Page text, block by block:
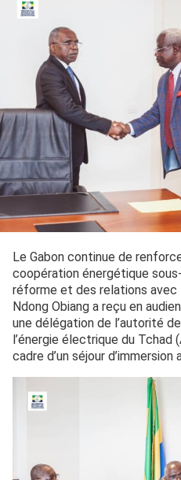
Le Gabon continue de
coopération énergétique
réforme et des relations avec
Ndong Obiang a reçu en
une délégation de l’autorité
l’énergie électrique du Tchad
cadre d’un séjour d’immersion